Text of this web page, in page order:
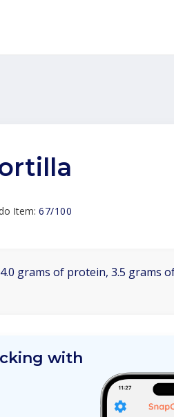
Item: 67/100
grams of protein, 3.5 grams
with